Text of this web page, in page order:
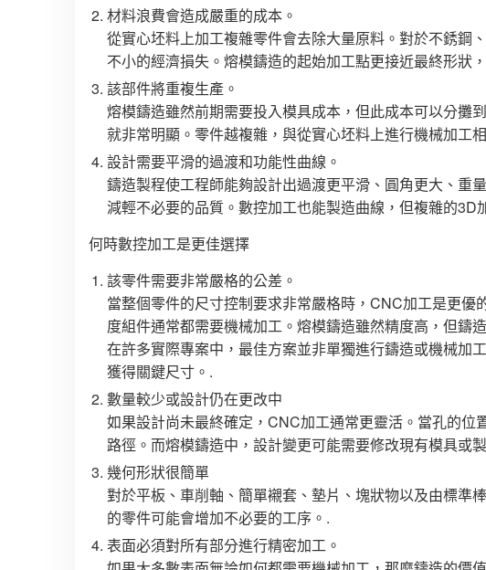
材料浪費會造成嚴重的成本。
從實心坯料上加工複雜零件會去除大量原料。對於不銹鋼
不小的經濟損失。熔模鑄造的起始加工點更接近最終形狀
該部件將重複生產。
熔模鑄造雖然前期需要投入模具成本，但此成本可以分攤
就非常明顯。零件越複雜，與從實心坯料上進行機械加工
設計需要平滑的過渡和功能性曲線。
鑄造製程使工程師能夠設計出過渡更平滑、圓角更大、重
減輕不必要的品質。數控加工也能製造曲線，但複雜的
何時數控加工是更佳選擇
該零件需要非常嚴格的公差。
當整個零件的尺寸控制要求非常嚴格時，CNC加工是更
度組件通常都需要機械加工。熔模鑄造雖然精度高，但鑄
在許多實際專案中，最佳方案並非單獨進行鑄造或機械加
獲得關鍵尺寸。.
數量較少或設計仍在更改中
如果設計尚未最終確定，CNC加工通常更靈活。當孔的
路徑。而熔模鑄造中，設計變更可能需要修改現有模具或
幾何形狀很簡單
對於平板、車削軸、簡單襯套、墊片、塊狀物以及由標準
的零件可能會增加不必要的工序。.
表面必須對所有部分進行精密加工。